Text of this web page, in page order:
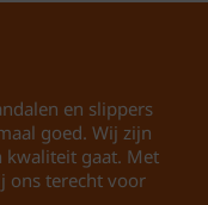
uitstekende
Het
en slippers
goed. Wij zijn
kwaliteit gaat. Met
ons terecht voor